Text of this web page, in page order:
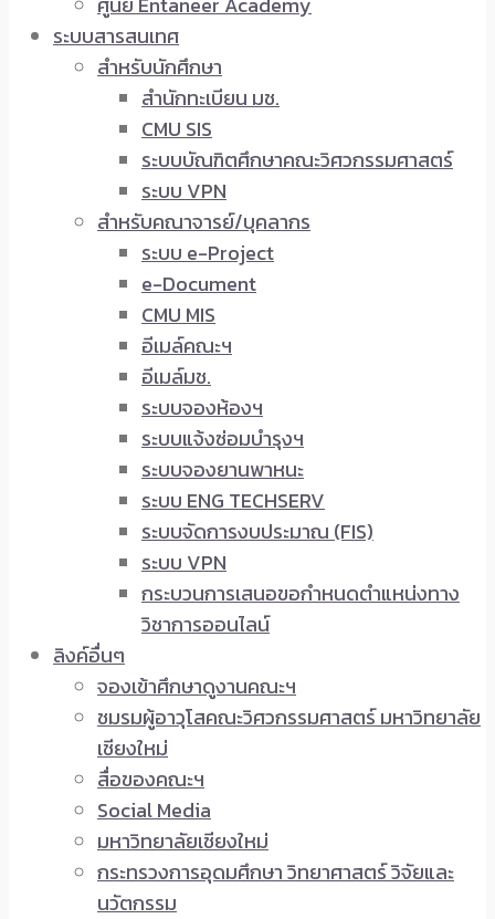
ระบบสารสนเทศ
สำหรับนักศึกษา
สำนักทะเบียน มช.
CMU SIS
ระบบบัณฑิตศึกษาคณะวิศวกรรมศาสตร์
ระบบ VPN
สำหรับคณาจารย์/บุคลากร
ระบบ e-Project
e-Document
CMU MIS
อีเมล์คณะฯ
อีเมล์มช.
ระบบจองห้องฯ
ระบบแจ้งซ่อมบำรุงฯ
ระบบจองยานพาหนะ
ระบบ ENG TECHSERV
ระบบจัดการงบประมาณ (FIS)
ระบบ VPN
กระบวนการเสนอขอกำหนดตำแหน่งทาง
วิชาการออนไลน์
ลิงค์อื่นๆ
จองเข้าศึกษาดูงานคณะฯ
ชมรมผู้อาวุโสคณะวิศวกรรมศาสตร์ มหาวิทยาลัย
เชียงใหม่
สื่อของคณะฯ
Social Media
มหาวิทยาลัยเชียงใหม่
กระทรวงการอุดมศึกษา วิทยาศาสตร์ วิจัยและ
นวัตกรรม